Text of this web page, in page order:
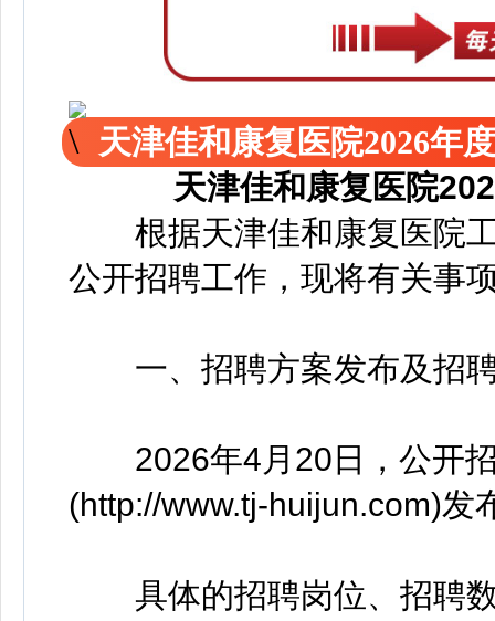
天津佳和康复医院2026年
天津佳和康复医院
根据天津佳和康复医院工
公开招聘工作，现将有关事
一、招聘方案发布及招
2026年4月20日，公开招
(http://www.tj-huijun.com)发
具体的招聘岗位、招聘数